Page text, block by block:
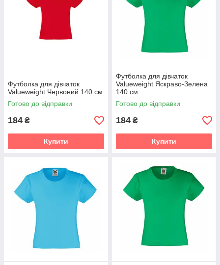
Футболка для дівчаток
Valueweight Червоний 140 см
Готово до відправки
184 ₴
Купити
Футболка для дівчаток
Valueweight Яскраво-Зелена
140 см
Готово до відправки
184 ₴
Купити